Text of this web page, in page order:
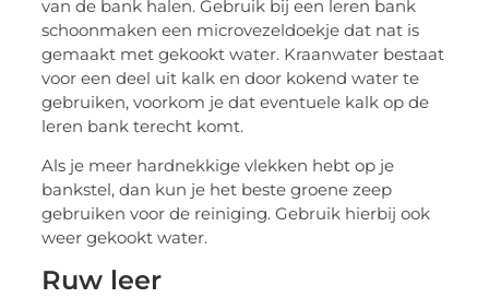
van de bank halen. Gebruik bij een leren bank
schoonmaken een microvezeldoekje dat nat is
gemaakt met gekookt water. Kraanwater bestaat
voor een deel uit kalk en door kokend water te
gebruiken, voorkom je dat eventuele kalk op de
leren bank terecht komt.
Als je meer hardnekkige vlekken hebt op je
bankstel, dan kun je het beste groene zeep
gebruiken voor de reiniging. Gebruik hierbij ook
weer gekookt water.
Ruw leer